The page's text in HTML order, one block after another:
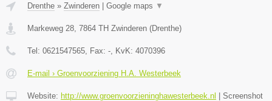
Drenthe » Zwinderen | Google maps ▼
Markeweg 28 7864 TH Zwinderen (Drenthe)
Tel: 0621547565 , Fax: - , KvK: 4070396
E-mail › Groenvoorziening H.A. Westerbeek
Website: http://www.groenvoorzieninghawesterbeek.nl | Screenshot